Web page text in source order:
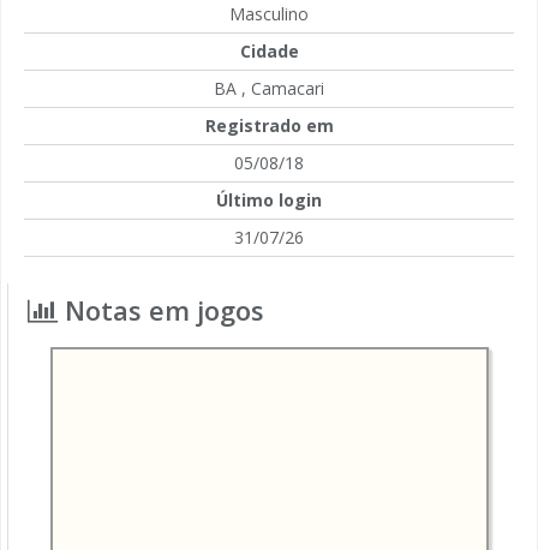
Masculino
Cidade
BA , Camacari
Registrado em
05/08/18
Último login
31/07/26
Notas em jogos